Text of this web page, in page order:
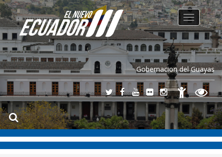
Gobernacion del Guayas
Toggle
navigation